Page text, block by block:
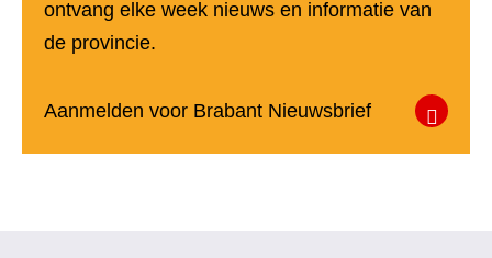
ontvang elke week nieuws en informatie van
de provincie.
Aanmelden voor Brabant Nieuwsbrief(verwijst